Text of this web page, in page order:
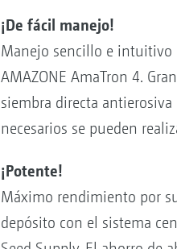
¡De fácil manejo!
Manejo sencillo e intuitivo
AMAZONE AmaTron 4.
siembra directa antierosiva
necesarios se pueden
¡Potente!
Máximo rendimiento por
depósito con el sistema